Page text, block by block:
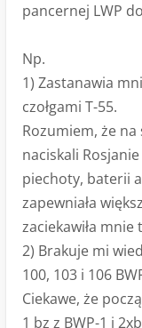
pancernej LWP
Np.
1) Zastanawia
czołgami T-55.
Rozumiem, że
naciskali
piechoty, baterii
zapewniała
zaciekawiła mnie
2) Brakuje mi
100, 103 i 106
Ciekawe, że
1 bz z BWP-1 i